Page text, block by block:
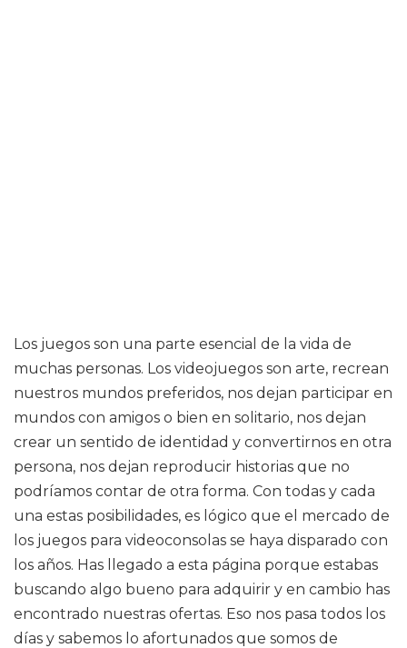
Los juegos son una parte esencial de la vida de
muchas personas. Los videojuegos son arte, recrean
nuestros mundos preferidos, nos dejan participar en
mundos con amigos o bien en solitario, nos dejan
crear un sentido de identidad y convertirnos en otra
persona, nos dejan reproducir historias que no
podríamos contar de otra forma. Con todas y cada
una estas posibilidades, es lógico que el mercado de
los juegos para videoconsolas se haya disparado con
los años. Has llegado a esta página porque estabas
buscando algo bueno para adquirir y en cambio has
encontrado nuestras ofertas. Eso nos pasa todos los
días y sabemos lo afortunados que somos de